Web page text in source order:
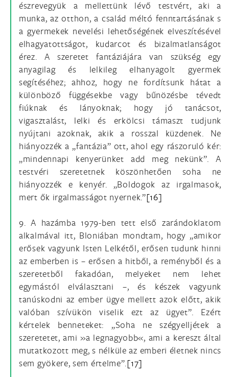
észrevegyük a mellettünk lévő testvért, aki a
munka, az otthon, a család méltó fenntartásának s
a gyermekek nevelési lehetőségének elveszítésével
elhagyatottságot, kudarcot és bizalmatlanságot
érez. A szeretet fantáziájára van szükség egy
anyagilag és lelkileg elhanyagolt gyermek
segítéséhez; ahhoz, hogy ne fordítsunk hátat a
különböző függésekbe vagy bűnözésbe tévedt
fiúknak és lányoknak; hogy jó tanácsot,
vigasztalást, lelki és erkölcsi támaszt tudjunk
nyújtani azoknak, akik a rosszal küzdenek. Ne
hiányozzék a „fantázia” ott, ahol egy rászoruló kér:
„mindennapi kenyerünket add meg nekünk”. A
testvéri szeretetnek köszönhetően soha ne
hiányozzék e kenyér. „Boldogok az irgalmasok,
mert ők irgalmasságot nyernek.”[16]
9. A hazámba 1979-ben tett első zarándoklatom
alkalmával itt, Bloniában mondtam, hogy „amikor
erősek vagyunk Isten Lelkétől, erősen tudunk hinni
az emberben is – erősen a hitből, a reményből és a
szeretetből fakadóan, melyeket nem lehet
egymástól elválasztani –, és készek vagyunk
tanúskodni az ember ügye mellett azok előtt, akik
valóban szívükön viselik ezt az ügyet”. Ezért
kértelek benneteket: „Soha ne szégyelljétek a
szeretetet, ami »a legnagyobb«, ami a kereszt által
mutatkozott meg, s nélküle az emberi életnek nincs
sem gyökere, sem értelme”.[17]